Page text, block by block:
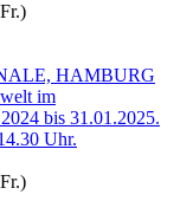
HAMBURG
im
bis 31.01.2025.
Uhr.